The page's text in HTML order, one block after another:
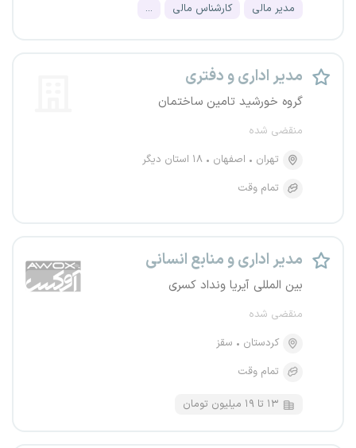
مدیر مالی کارشناس مالی ...
مدیر اداری و دفتری
گروه خورشید تامین ساختمان
منقضی شده
تهران
اصفهان
۱۸ استان دیگر
تمام وقت
مدیر اداری و منابع انسانی
بین المللی ﺁیریا ونداد کسری
منقضی شده
کردستان
سقز
تمام وقت
۱۳ تا ۱۹ میلیون تومان